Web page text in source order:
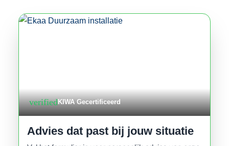
verifiedKIWA Gecertificeerd
Advies dat past bij jouw situatie